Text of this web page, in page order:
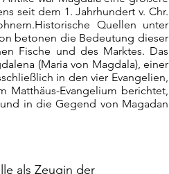
seit dem 1. Jahrhundert v. Chr.
Quellen unter
betonen die Bedeutung dieser
Fische und des Marktes. Das
(Maria von Magdala), einer
in den vier Evangelien,
Matthäus-Evangelium berichtet,
in die Gegend von Magadan
als Zeugin der